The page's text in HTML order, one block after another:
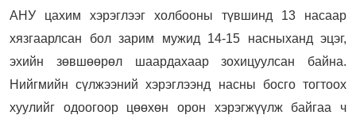
АНУ цахим хэрэглээг холбооны түвшинд 13 насаар
хязгаарлсан бол зарим мужид 14-15 насныханд эцэг,
эхийн зөвшөөрөл шаардахаар зохицуулсан байна.
Нийгмийн сүлжээний хэрэглээнд насны босго тогтоох
хуулийг одоогоор цөөхөн орон хэрэгжүүлж байгаа ч